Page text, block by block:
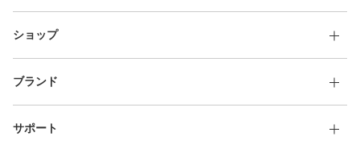
ショップ
ブランド
サポート